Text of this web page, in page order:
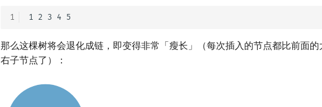
1
那么这棵树将会退化成链，即变得非常「瘦长」（每次插入的节点都比前面
右子节点了）：